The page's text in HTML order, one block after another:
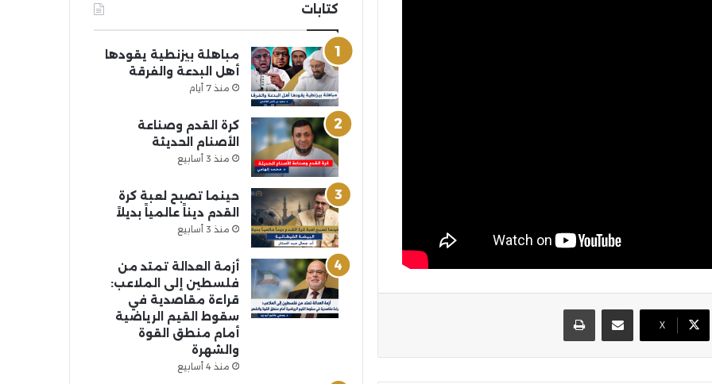
X
مشاركة عبر البريد
كتابات
مباهلة بيزنطية يقودها
أهل البدعة والفرقة
منذ 7 أيام
كرة القدم وصناعة
الأصنام الحديثة
منذ 3 أسابيع
حينما تصبح لعبة كرة
القدم ديناً عالمياً بديلاً
منذ 3 أسابيع
أزمة العدالة تمتد من
فلسطين إلى الملاعب:
قراءة مقاصدية في
سقوط القيم الرياضية
أمام منطق القوة
والشهرة
منذ 4 أسابيع